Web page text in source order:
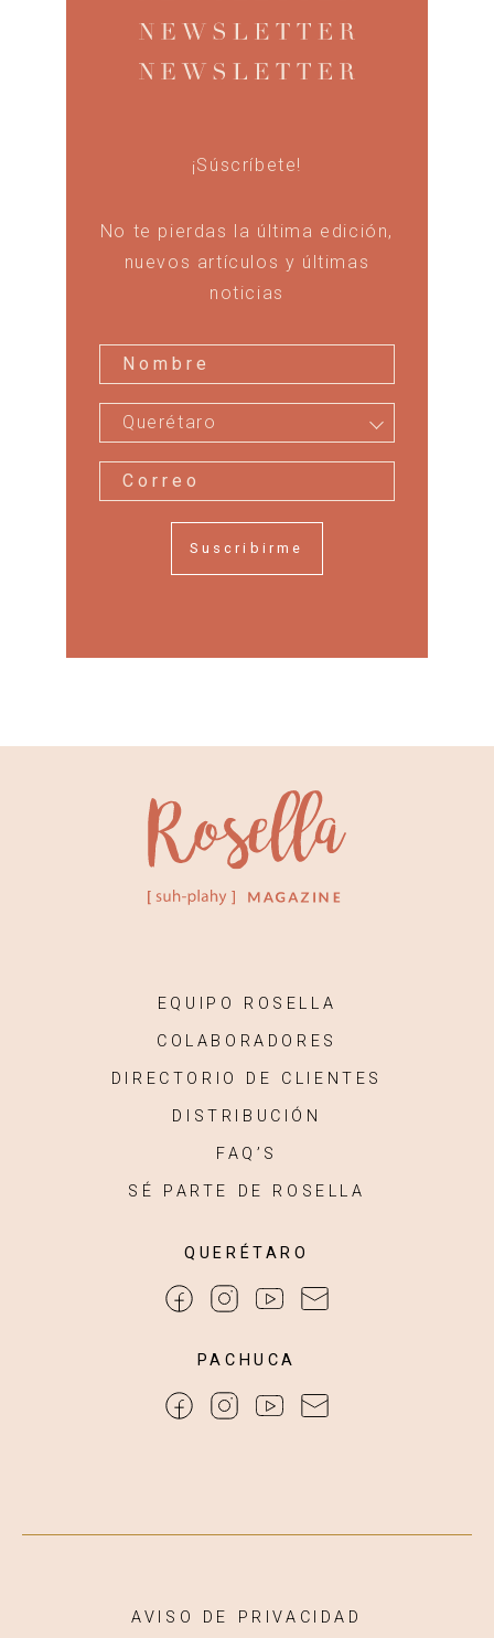
¡Súscríbete!
No te pierdas la última edición,
nuevos artículos y últimas
noticias
Querétaro
Suscribirme
EQUIPO ROSELLA
COLABORADORES
DIRECTORIO DE CLIENTES
DISTRIBUCIÓN
FAQ’S
SÉ PARTE DE ROSELLA
QUERÉTARO
PACHUCA
AVISO DE PRIVACIDAD